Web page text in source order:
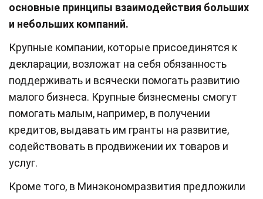
основные принципы взаимодействия больших
и небольших компаний.
Крупные компании, которые присоединятся к
декларации, возложат на себя обязанность
поддерживать и всячески помогать развитию
малого бизнеса. Крупные бизнесмены смогут
помогать малым, например, в получении
кредитов, выдавать им гранты на развитие,
содействовать в продвижении их товаров и
услуг.
Кроме того, в Минэкономразвития предложили